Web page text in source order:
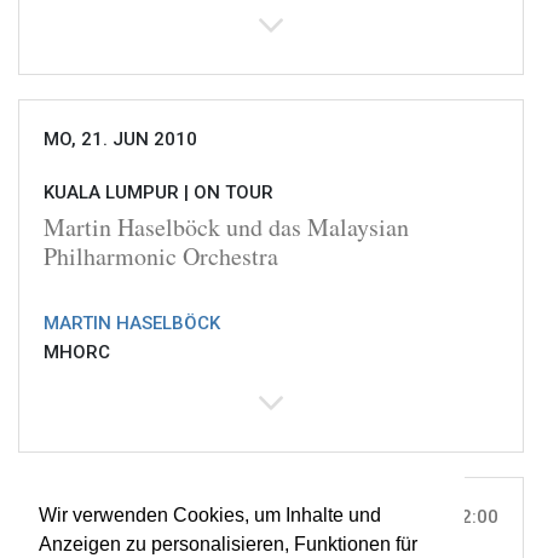
Wir verwenden Cookies, um Inhalte und
Anzeigen zu personalisieren, Funktionen für
MO, 21. JUN 2010
KUALA LUMPUR | ON TOUR
Martin Haselböck und das Malaysian
Philharmonic Orchestra
MARTIN HASELBÖCK
MHORC
DO, 01. JUL 2010 22:00